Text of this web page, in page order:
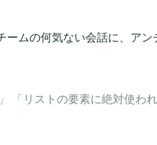
ムの何気ない会話に、ア
「リストの要素に絶対使わ